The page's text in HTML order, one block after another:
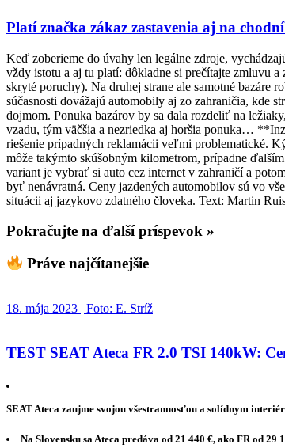
Platí značka zákaz zastavenia aj na
Keď zoberieme do úvahy len legálne zdroje,
vždy istotu a aj tu platí: dôkladne si prečítajte zmluvu
skryté poruchy). Na druhej strane ale samotné bazáre
súčasnosti dovážajú automobily aj zo zahraničia, kde
dojmom. Ponuka bazárov by sa dala rozdeliť na
vzadu, tým väčšia a nezriedka aj horšia ponuka…
riešenie prípadných reklamácii veľmi problematické.
môže takýmto skúšobným kilometrom, prípadne
variant je vybrať si auto cez internet v zahraničí a
byť nenávratná. Ceny jazdených automobilov sú vo
situácii aj jazykovo zdatného človeka. Text: Martin
Pokračujte na ďalší príspevok »
Práve najčítanejšie
18. mája 2023 | Foto: E. Stríž
TEST SEAT Ateca FR 2.0 TSI 140kW:
SEAT Ateca zaujme svojou všestrannosťou a solídnym
Na Slovensku sa Ateca predáva od 21 440 €, ako FR od 29